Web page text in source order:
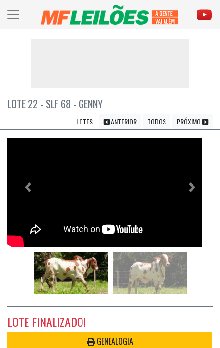
LOTE 22 - SLF 68 - GENNY
LOTES ANTERIOR TODOS PRÓXIMO
Previous Próximo
LOTE FINALIZADO!
GENEALOGIA